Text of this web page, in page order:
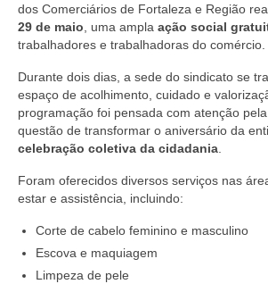
dos Comerciários de Fortaleza e Região
29 de maio , uma ampla ação social
trabalhadores e trabalhadoras do comércio.
Durante dois dias, a sede do sindicato se
espaço de acolhimento, cuidado e
programação foi pensada com atenção
questão de transformar o aniversário da
celebração coletiva da cidadania
Foram oferecidos diversos serviços nas
estar e assistência, incluindo:
Corte de cabelo feminino e masculino
Escova e maquiagem
Limpeza de pele